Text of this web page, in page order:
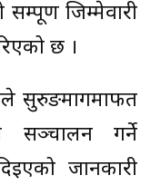
जिम्मेवारी
छ ।
सञ्चालन गर्ने
जानकारी